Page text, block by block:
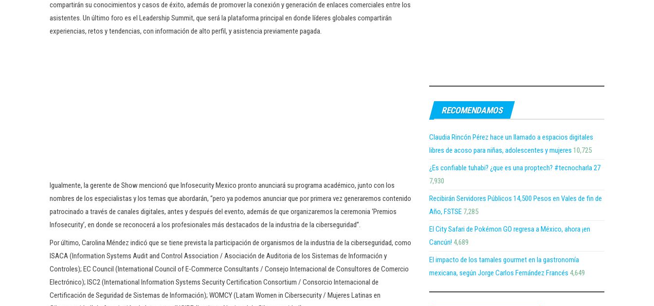
compartirán su conocimientos y casos de éxito, además de promover la conexión y generación de enlaces comerciales entre los
asistentes. Un último foro es el Leadership Summit, que será la plataforma principal en donde líderes globales compartirán
experiencias, retos y tendencias, con información de alto perfil, y asistencia previamente pagada.
Igualmente, la gerente de Show mencionó que Infosecurity Mexico pronto anunciará su programa académico, junto con los
nombres de los especialistas y los temas que abordarán, “pero ya podemos anunciar que por primera vez generaremos contenido
patrocinado a través de canales digitales, antes y después del evento, además de que organizaremos la ceremonia ‘Premios
Infosecurity’, en donde se reconocerá a los profesionales más destacados de la industria de la ciberseguridad”.
Por último, Carolina Méndez indicó que se tiene prevista la participación de organismos de la industria de la ciberseguridad, como
ISACA (Information Systems Audit and Control Association / Asociación de Auditoria de los Sistemas de Información y
Controles); EC Council (International Council of E-Commerce Consultants / Consejo Internacional de Consultores de Comercio
Electrónico); ISC2 (International Information Systems Security Certification Consortium / Consorcio Internacional de
Certificación de Seguridad de Sistemas de Información); WOMCY (Latam Women in Cibersecurity / Mujeres Latinas en
RECOMENDAMOS
Claudia Rincón Pérez hace un llamado a espacios digitales
libres de acoso para niñas, adolescentes y mujeres 10,725
¿Es confiable tuhabi? ¿que es una proptech? #tecnocharla 27
7,930
Recibirán Servidores Públicos 14,500 Pesos en Vales de fin de
Año, FSTSE 7,285
El City Safari de Pokémon GO regresa a México, ahora ¡en
Cancún! 4,689
El impacto de los tamales gourmet en la gastronomía
mexicana, según Jorge Carlos Fernández Francés 4,649